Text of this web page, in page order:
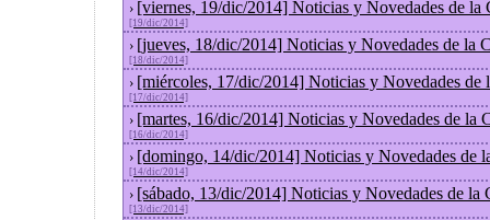
› [viernes, 19/dic/2014] Noticias y Novedades de la
[19/dic/2014]
› [jueves, 18/dic/2014] Noticias y Novedades de la
[18/dic/2014]
› [miércoles, 17/dic/2014] Noticias y Novedades de
[17/dic/2014]
› [martes, 16/dic/2014] Noticias y Novedades de la
[16/dic/2014]
› [domingo, 14/dic/2014] Noticias y Novedades de
[14/dic/2014]
› [sábado, 13/dic/2014] Noticias y Novedades de la
[13/dic/2014]